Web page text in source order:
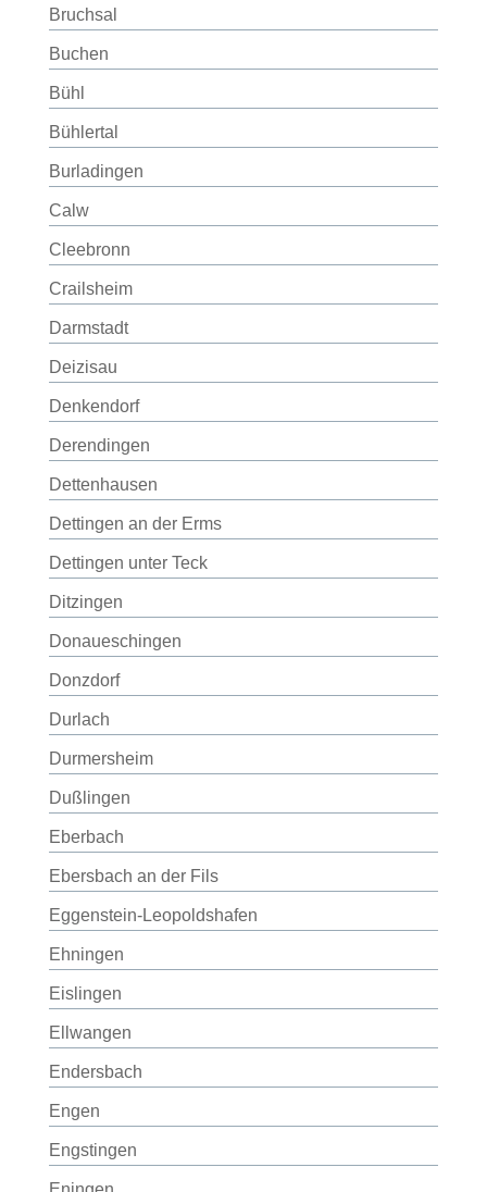
Bruchsal
Buchen
Bühl
Bühlertal
Burladingen
Calw
Cleebronn
Crailsheim
Darmstadt
Deizisau
Denkendorf
Derendingen
Dettenhausen
Dettingen an der Erms
Dettingen unter Teck
Ditzingen
Donaueschingen
Donzdorf
Durlach
Durmersheim
Dußlingen
Eberbach
Ebersbach an der Fils
Eggenstein-Leopoldshafen
Ehningen
Eislingen
Ellwangen
Endersbach
Engen
Engstingen